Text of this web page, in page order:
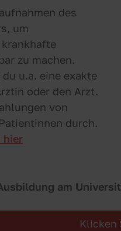
des
um
zu machen.
u.a. eine exakte
oder den Arzt.
von
durch.
hier
am
Klicken